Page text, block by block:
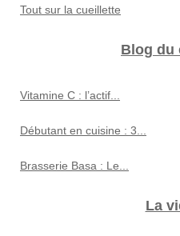
Tout sur la cueillette
Blog du
Vitamine C : l’actif...
Débutant en cuisine : 3...
Brasserie Basa : Le...
La